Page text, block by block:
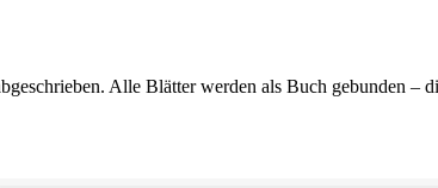
Alle Blätter werden als Buch gebunden –